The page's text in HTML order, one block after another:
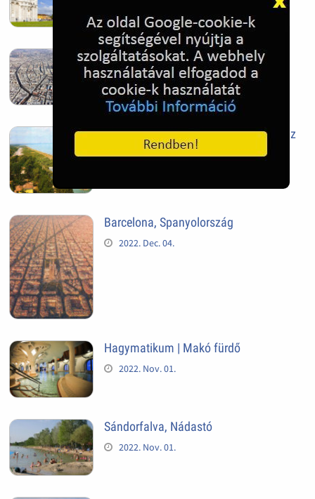
Szeged
2025. Oct. 28.
Siófok, mielőtt beépült az Aranypart az
1970-es évek elején
Barcelona, Spanyolország
2022. Dec. 04.
Hagymatikum | Makó fürdő
2022. Nov. 01.
Sándorfalva, Nádastó
2022. Nov. 01.